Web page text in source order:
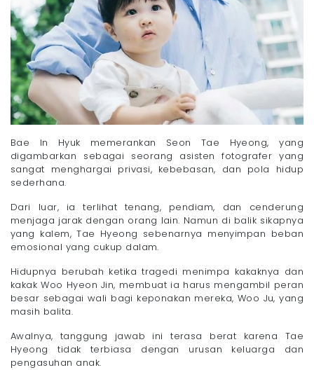
Bae In Hyuk memerankan Seon Tae Hyeong, yang
digambarkan sebagai seorang asisten fotografer yang
sangat menghargai privasi, kebebasan, dan pola hidup
sederhana.
Dari luar, ia terlihat tenang, pendiam, dan cenderung
menjaga jarak dengan orang lain. Namun di balik sikapnya
yang kalem, Tae Hyeong sebenarnya menyimpan beban
emosional yang cukup dalam.
Hidupnya berubah ketika tragedi menimpa kakaknya dan
kakak Woo Hyeon Jin, membuat ia harus mengambil peran
besar sebagai wali bagi keponakan mereka, Woo Ju, yang
masih balita.
Awalnya, tanggung jawab ini terasa berat karena Tae
Hyeong tidak terbiasa dengan urusan keluarga dan
pengasuhan anak.